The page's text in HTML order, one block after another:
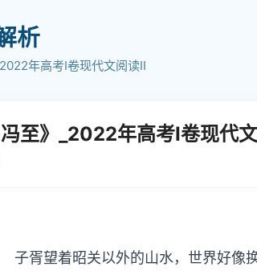
析
年高考I卷现代文阅读Ⅱ
冯至》_2022年高考I卷现代
胥望着昭关以外的山水，世界好像